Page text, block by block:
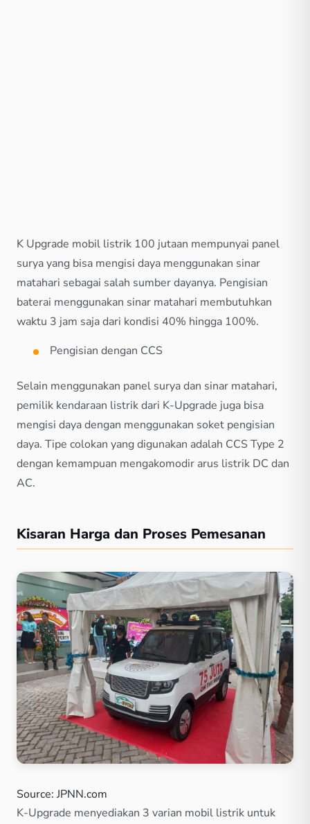
K Upgrade mobil listrik 100 jutaan mempunyai panel
surya yang bisa mengisi daya menggunakan sinar
matahari sebagai salah sumber dayanya. Pengisian
baterai menggunakan sinar matahari membutuhkan
waktu 3 jam saja dari kondisi 40% hingga 100%.
Pengisian dengan CCS
Selain menggunakan panel surya dan sinar matahari,
pemilik kendaraan listrik dari K-Upgrade juga bisa
mengisi daya dengan menggunakan soket pengisian
daya. Tipe colokan yang digunakan adalah CCS Type 2
dengan kemampuan mengakomodir arus listrik DC dan
AC.
Kisaran Harga dan Proses Pemesanan
Source: JPNN.com
K-Upgrade menyediakan 3 varian mobil listrik untuk